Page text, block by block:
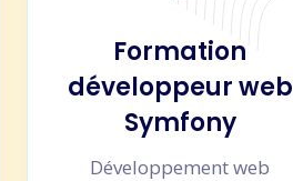
Formation
développeur web
Symfony
Développement web